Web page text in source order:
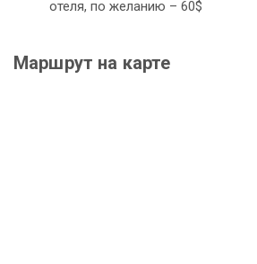
отеля, по желанию – 60$
Маршрут на карте